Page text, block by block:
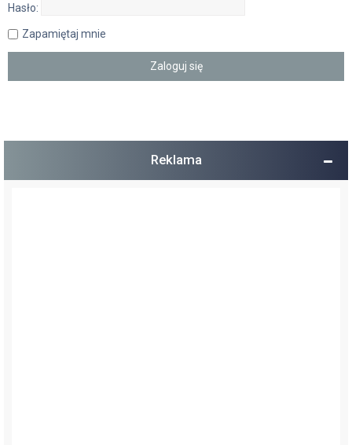
Hasło:
Zapamiętaj mnie
Reklama